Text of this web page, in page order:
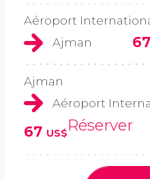
Aéroport
Ajman
67
Ajman
Aéroport
67 US$Réserver